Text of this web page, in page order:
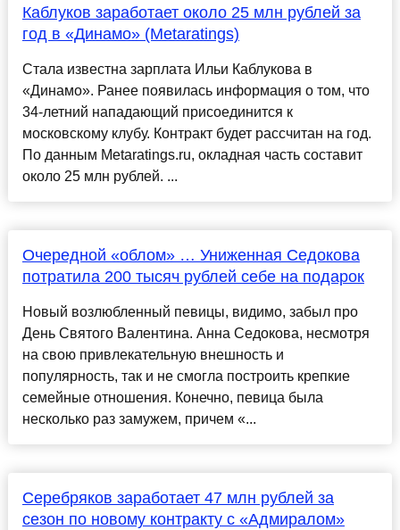
Каблуков заработает около 25 млн рублей за
год в «Динамо» (Metaratings)
Стала известна зарплата Ильи Каблукова в
«Динамо». Ранее появилась информация о том, что
34-летний нападающий присоединится к
московскому клубу. Контракт будет рассчитан на год.
По данным Metaratings.ru, окладная часть составит
около 25 млн рублей. ...
Очередной «облом» … Униженная Седокова
потратила 200 тысяч рублей себе на подарок
Новый возлюбленный певицы, видимо, забыл про
День Святого Валентина. Анна Седокова, несмотря
на свою привлекательную внешность и
популярность, так и не смогла построить крепкие
семейные отношения. Конечно, певица была
несколько раз замужем, причем «...
Серебряков заработает 47 млн рублей за
сезон по новому контракту с «Адмиралом»